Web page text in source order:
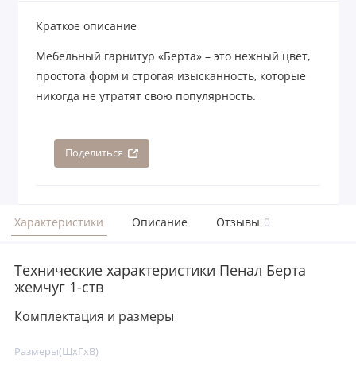
Краткое описание
Мебельный гарнитур «Берта» – это нежный цвет,
простота форм и строгая изысканность, которые
никогда не утратят свою популярность.
Поделиться
Характеристики Описание Отзывы 0
Технические характеристики Пенал Берта
жемчуг 1-ств
Комплектация и размеры
Размеры(ШxГxВ)